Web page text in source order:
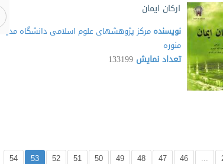
ارکان ایمان
نویسنده مرکز پژوهشهای علوم اسلامی دانشگاه
منوره
تعداد نمایش 133199
...
46
47
48
49
50
51
52
53
54